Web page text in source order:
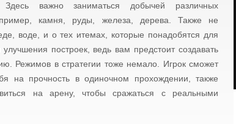
Здесь важно заниматься добычей различных
камня, руды, железа, дерева. Также не
воде, и о тех итемах, которые понадобятся для
построек, ведь вам предстоит создавать
Режимов в стратегии тоже немало. Игрок сможет
на прочность в одиночном прохождении, также
на арену, чтобы сражаться с реальными